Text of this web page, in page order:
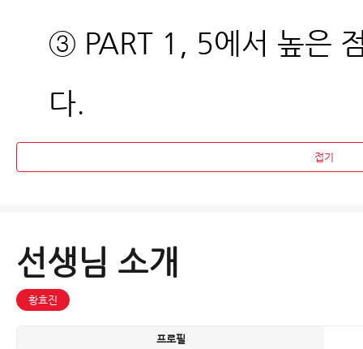
③ PART 1, 5에서 높은
다.
접기
선생님 소개
황효진
프로필